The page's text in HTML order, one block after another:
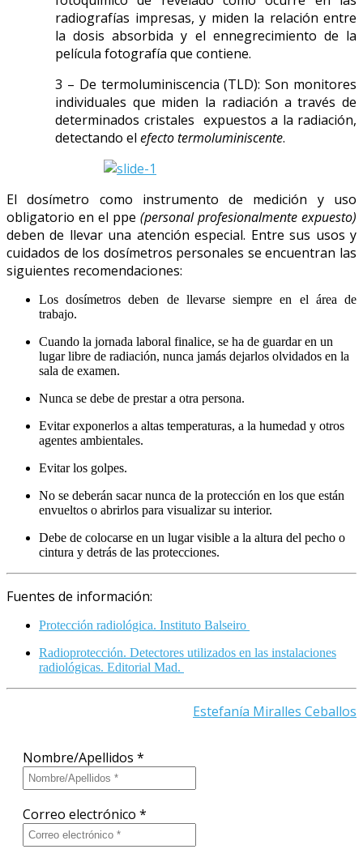
radiografías impresas, y miden la relación entre
la dosis absorbida y el ennegrecimiento de la
película fotografía que contiene.
3 – De termoluminiscencia (TLD): Son monitores
individuales que miden la radiación a través de
determinados cristales expuestos a la radiación,
detectando el efecto termoluminiscente.
El dosímetro como instrumento de medición y uso
obligatorio en el ppe (personal profesionalmente expuesto)
deben de llevar una atención especial. Entre sus usos y
cuidados de los dosímetros personales se encuentran las
siguientes recomendaciones:
Los dosímetros deben de llevarse siempre en el área de
trabajo.
Cuando la jornada laboral finalice, se ha de guardar en un
lugar libre de radiación, nunca jamás dejarlos olvidados en la
sala de examen.
Nunca se debe de prestar a otra persona.
Evitar exponerlos a altas temperaturas, a la humedad y otros
agentes ambientales.
Evitar los golpes.
No se deberán sacar nunca de la protección en los que están
envueltos o abrirlos para visualizar su interior.
Debe de colocarse en un lugar visible a la altura del pecho o
cintura y detrás de las protecciones.
Fuentes de información:
Protección radiológica. Instituto Balseiro
Radioprotección. Detectores utilizados en las instalaciones
radiológicas. Editorial Mad.
Estefanía Miralles Ceballos
Nombre/Apellidos *
Correo electrónico *